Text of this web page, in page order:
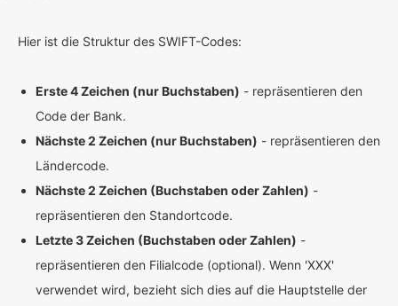
Hier ist die Struktur des SWIFT-Codes:
Erste 4 Zeichen (nur Buchstaben) - repräsentieren den
Code der Bank.
Nächste 2 Zeichen (nur Buchstaben) - repräsentieren den
Ländercode.
Nächste 2 Zeichen (Buchstaben oder Zahlen) -
repräsentieren den Standortcode.
Letzte 3 Zeichen (Buchstaben oder Zahlen) -
repräsentieren den Filialcode (optional). Wenn 'XXX'
verwendet wird, bezieht sich dies auf die Hauptstelle der